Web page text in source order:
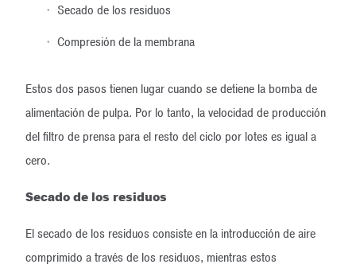
Secado de los residuos
Compresión de la membrana
Estos dos pasos tienen lugar cuando se detiene la bomba de
alimentación de pulpa. Por lo tanto, la velocidad de producción
del filtro de prensa para el resto del ciclo por lotes es igual a
cero.
Secado de los residuos
El secado de los residuos consiste en la introducción de aire
comprimido a través de los residuos, mientras estos